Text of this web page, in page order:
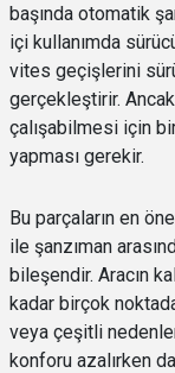
başında otomatik
içi kullanımda
vites geçişlerini
gerçekleştirir.
çalışabilmesi için
yapması gerekir.
Bu parçaların en
ile şanzıman
bileşendir. Aracın
kadar birçok
veya çeşitli
konforu azalırken